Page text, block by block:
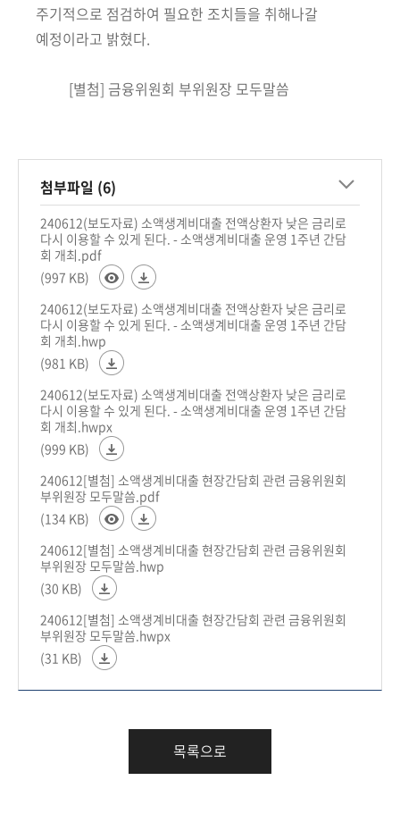
주기적으로 점검하여 필요한 조치들을 취해나갈
예정이라고 밝혔다.
[별첨] 금융위원회 부위원장 모두말씀
첨부파일 (6)
240612(보도자료) 소액생계비대출 전액상환자 낮은 금리로
다시 이용할 수 있게 된다. - 소액생계비대출 운영 1주년 간담
회 개최.pdf
(997 KB)
240612(보도자료) 소액생계비대출 전액상환자 낮은 금리로
다시 이용할 수 있게 된다. - 소액생계비대출 운영 1주년 간담
회 개최.hwp
(981 KB)
240612(보도자료) 소액생계비대출 전액상환자 낮은 금리로
다시 이용할 수 있게 된다. - 소액생계비대출 운영 1주년 간담
회 개최.hwpx
(999 KB)
240612[별첨] 소액생계비대출 현장간담회 관련 금융위원회
부위원장 모두말씀.pdf
(134 KB)
240612[별첨] 소액생계비대출 현장간담회 관련 금융위원회
부위원장 모두말씀.hwp
(30 KB)
240612[별첨] 소액생계비대출 현장간담회 관련 금융위원회
부위원장 모두말씀.hwpx
(31 KB)
목록으로